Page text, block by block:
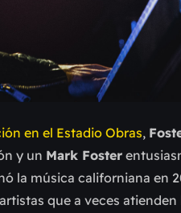
en el Estadio Obras,
y un Mark Foster
la música californiana en
que a veces